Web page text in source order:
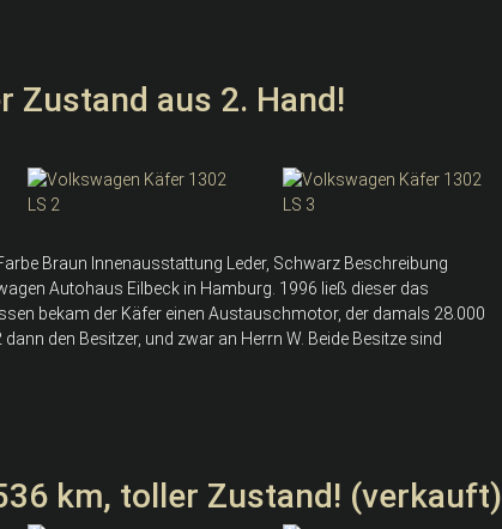
Zustand aus 2. Hand!
Braun Innenausstattung Leder, Schwarz Beschreibung
Autohaus Eilbeck in Hamburg. 1996 ließ dieser das
bekam der Käfer einen Austauschmotor, der damals 28.000
den Besitzer, und zwar an Herrn W. Beide Besitze sind
km, toller Zustand! (verkauft)